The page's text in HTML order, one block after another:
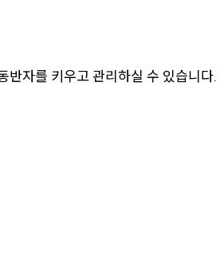
자를 키우고 관리하실 수 있습니다